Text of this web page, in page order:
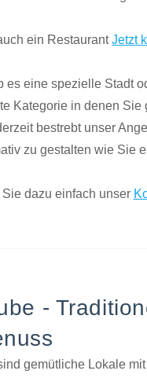
ein RestaurantJetzt
es eine spezielle Stadt
Kategorie in denen Sie
bestrebt unser
zu gestalten wie Sie
Sie dazu einfach unser
-
gemütliche Lokale